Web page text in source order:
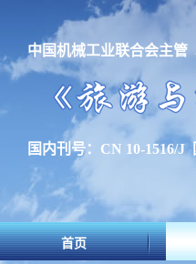
中国机械工业联合会主管
国内刊号：CN 10-1516/J
首页